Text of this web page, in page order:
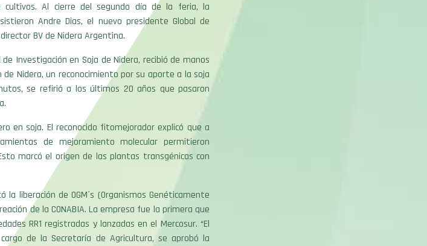
cultivos. Al cierre del segundo día de la feria, la
Andre Dias, el nuevo presidente Global de
BV de Nidera Argentina.
Investigación en Soja de Nidera, recibió de manos
Nidera, un reconocimiento por su aporte a la soja
se refirió a los últimos 20 años que pasaron
en soja. El reconocido fitomejorador explicó que a
de mejoramiento molecular permitieron
marcó el origen de las plantas transgénicas con
liberación de OGM´s (Organismos Genéticamente
de la CONABIA. La empresa fue la primera que
RR1 registradas y lanzadas en el Mercosur. “El
de la Secretaría de Agricultura, se aprobó la